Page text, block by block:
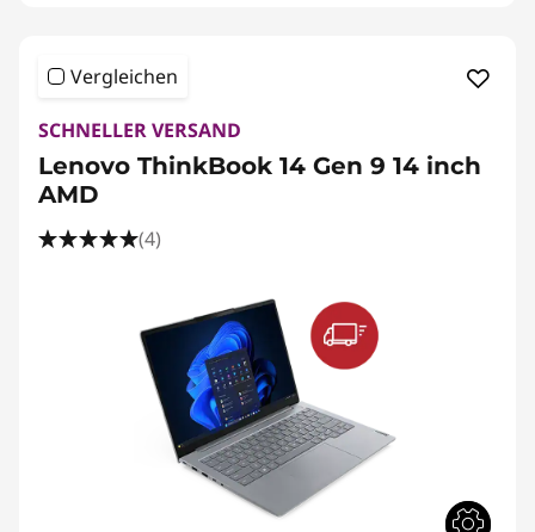
Vergleichen
SCHNELLER VERSAND
Lenovo ThinkBook 14 Gen 9 14 inch
AMD
(4)